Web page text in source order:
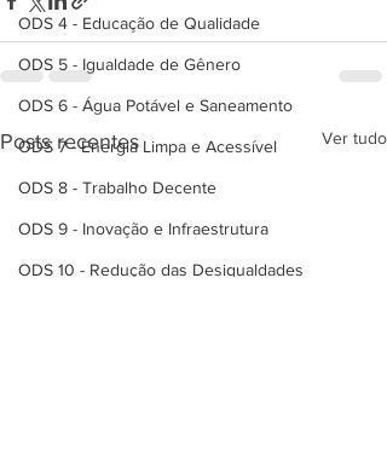
ODS 4 - Educação de Qualidade
ODS 5 - Igualdade de Gênero
ODS 6 - Água Potável e Saneamento
ODS 7 - Energia Limpa e Acessível
ODS 8 - Trabalho Decente
ODS 9 - Inovação e Infraestrutura
ODS 10 - Redução das Desigualdades
Posts recentes Ver tudo